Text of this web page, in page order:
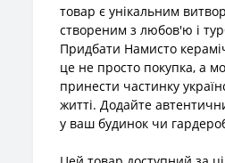
товар є унікальним
створеним з любов'ю і
Придбати Намисто
це не просто покупка, а
принести частинку
житті. Додайте
у ваш будинок чи